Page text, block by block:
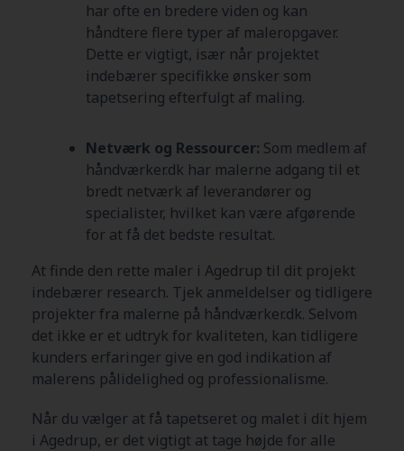
har ofte en bredere viden og kan
håndtere flere typer af maleropgaver.
Dette er vigtigt, især når projektet
indebærer specifikke ønsker som
tapetsering efterfulgt af maling.
Netværk og Ressourcer: Som medlem af
håndværker.dk har malerne adgang til et
bredt netværk af leverandører og
specialister, hvilket kan være afgørende
for at få det bedste resultat.
At finde den rette maler i Agedrup til dit projekt
indebærer research. Tjek anmeldelser og tidligere
projekter fra malerne på håndværker.dk. Selvom
det ikke er et udtryk for kvaliteten, kan tidligere
kunders erfaringer give en god indikation af
malerens pålidelighed og professionalisme.
Når du vælger at få tapetseret og malet i dit hjem
i Agedrup, er det vigtigt at tage højde for alle